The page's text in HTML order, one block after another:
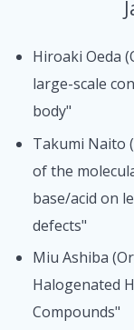
Hiroaki Oeda
large-scale
body"
Takumi Naito
of the
base/acid on
defects"
Miu Ashiba
Halogenated
Compounds"